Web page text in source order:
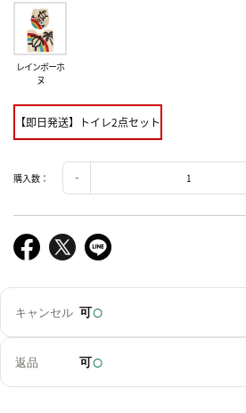
レインボーホ
ヌ
【即日発送】トイレ2点セット
購入数：
キャンセル 可○
返品 可○